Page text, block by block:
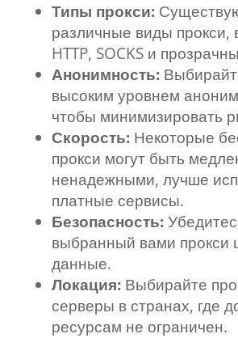
Типы прокси:
различные виды прокси,
HTTP, SOCKS и
Анонимность:
высоким уровнем
чтобы минимизировать
Скорость:Некоторые
прокси могут быть
ненадежными, лучше
платные сервисы.
Безопасность:
выбранный вами прокси
данные.
Локация:Выбирайте
серверы в странах, где
ресурсам не ограничен.